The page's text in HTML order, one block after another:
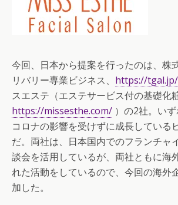
今回、日本から提案を行ったのは、株
リバリー専業ビジネス、 https://tgal.jp/
スエステ（エステサービス付の基礎化
https://missesthe.com/ ）の2社。い
コロナの影響を受けずに成長している
だ。両社は、日本国内でのフランチャ
談会を活用しているが、両社ともに海
れた活動をしているので、今回の海外
加した。